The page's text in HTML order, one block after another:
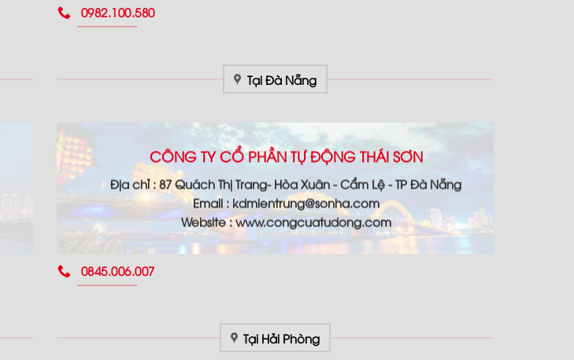
0982.100.580
Tại Đà Nẵng
CÔNG TY CỔ PHẦN TỰ ĐỘNG THÁI SƠN
Địa chỉ : 87 Quách Thị Trang- Hòa Xuân - Cẩm Lệ - TP Đà Nẵng
Email : kdmientrung@sonha.com
Website : www.congcuatudong.com
0845.006.007
Tại Hải Phòng